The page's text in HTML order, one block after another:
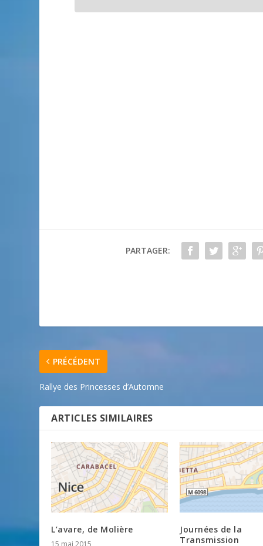
PARTAGER:
PRÉCÉDENT
Rallye des Princesses d’Automne
ARTICLES SIMILAIRES
L’avare, de Molière
15 mai 2015
Journées de la
Transmission